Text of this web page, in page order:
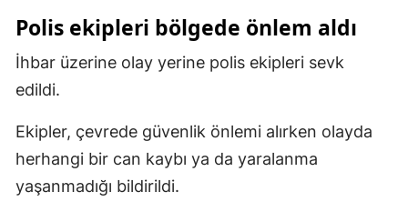
Kırşehir
Kocaeli
Kütahya
Malatya
Polis ekipleri bölgede önlem aldı
İhbar üzerine olay yerine polis ekipleri sevk
edildi.
Ekipler, çevrede güvenlik önlemi alırken olayda
herhangi bir can kaybı ya da yaralanma
yaşanmadığı bildirildi.